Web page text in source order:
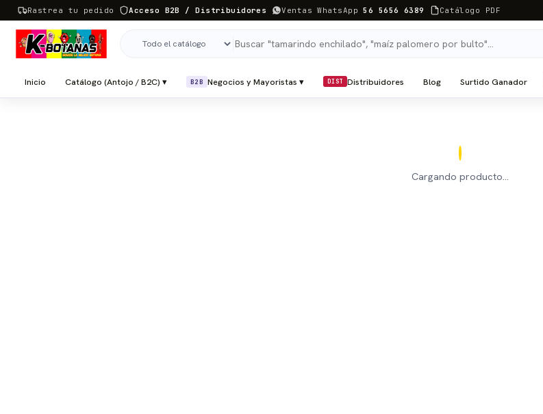
Rastrea tu pedido Acceso B2B / Distribuidores Ventas WhatsApp56 5656 6389 Catálogo PDF
Inicio Catálogo (Antojo / B2C) ▾ B2B Negocios y Mayoristas ▾ DIST Distribuidores Blog Surtido Ganador
Cargando producto…